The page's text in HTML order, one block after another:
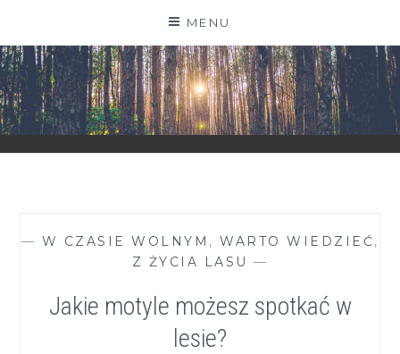
content
MENU
ZGRANESTADO.PL
FOTOGRAFICZNE ZAPISKI DNIA CODZIENNEGO
— W CZASIE WOLNYM , WARTO WIEDZIEĆ,
Z ŻYCIA LASU —
Jakie motyle możesz spotkać w
lesie?